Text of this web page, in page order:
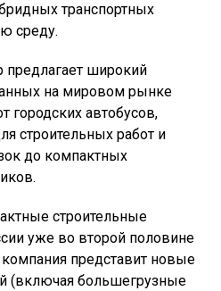
транспортных
среду.
предлагает широкий
на мировом рынке
городских автобусов,
строительных работ и
до компактных
строительные
уже во второй половине
представит новые
(включая большегрузные